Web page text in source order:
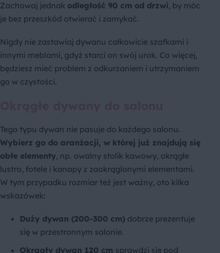
Zachowaj jednak odległość 90 cm od drzwi, by móc
je bez przeszkód otwierać i zamykać.
Nigdy nie zastawiaj dywanu całkowicie szafkami i
innymi meblami, gdyż starci on swój urok. Co więcej,
będziesz mieć problem z odkurzaniem i utrzymaniem
go w czystości.
Tego typu dywan nie pasuje do każdego salonu.
Wybierz go do aranżacji, w której już znajdują się
obłe elementy, np. owalny stolik kawowy, okrągłe
lustro, fotele i kanapy z zaokrąglonymi elementami.
W tym przypadku rozmiar też jest ważny, oto kilka
wskazówek:
Duży dywan (200-300 cm) dobrze prezentuje
się w przestronnym salonie.
Okrągły dywan 120 cm sprawdzi się pod